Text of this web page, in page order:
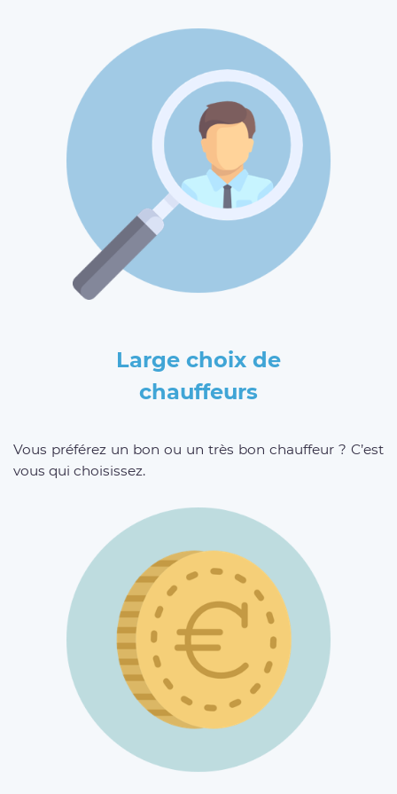
Large choix de
chauffeurs
Vous préférez un bon ou un très bon chauffeur ? C’est
vous qui choisissez.